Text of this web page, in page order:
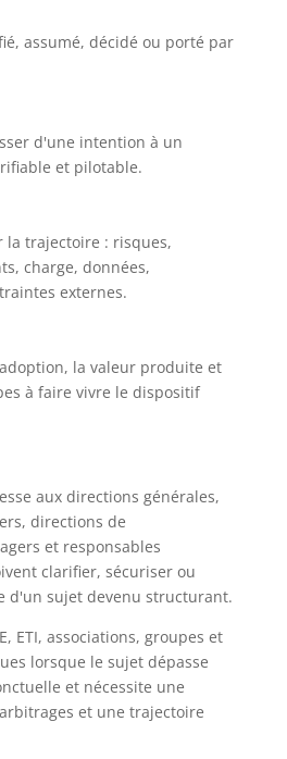
assumé, décidé ou porté par
d'une intention à un
et pilotable.
la trajectoire : risques,
charge, données,
externes.
la valeur produite et
à faire vivre le dispositif
aux directions générales,
directions de
et responsables
clarifier, sécuriser ou
d'un sujet devenu structurant.
ETI, associations, groupes et
lorsque le sujet dépasse
et nécessite une
et une trajectoire